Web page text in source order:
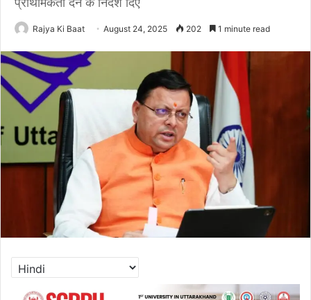
Rajya Ki Baat August 24, 2025 202 1 minute read